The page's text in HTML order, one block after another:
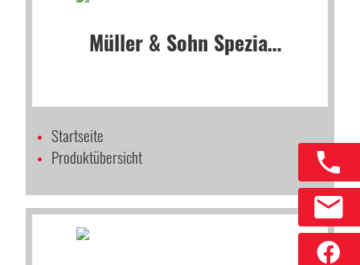
Startseite
Produktübersicht